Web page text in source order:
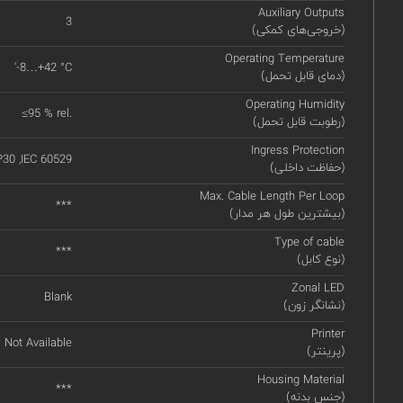
Auxiliary Outputs
(خروجی‌های کمکی)
3
Operating Temperature
(دمای قابل تحمل)
'-8…+42 °C
Operating Humidity
(رطوبت قابل تحمل)
≤95 % rel.
Ingress Protection
(حفاظت داخلی)
,IEC 60529
Max. Cable Length Per Loop
(بیشترین طول هر مدار)
***
Type of cable
(نوع کابل)
***
Zonal LED
(نشانگر زون)
Blank
Printer
(پرینتر)
Not Available
Housing Material
(جنس بدنه)
***